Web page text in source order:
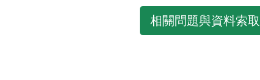
相關問題與資料索取